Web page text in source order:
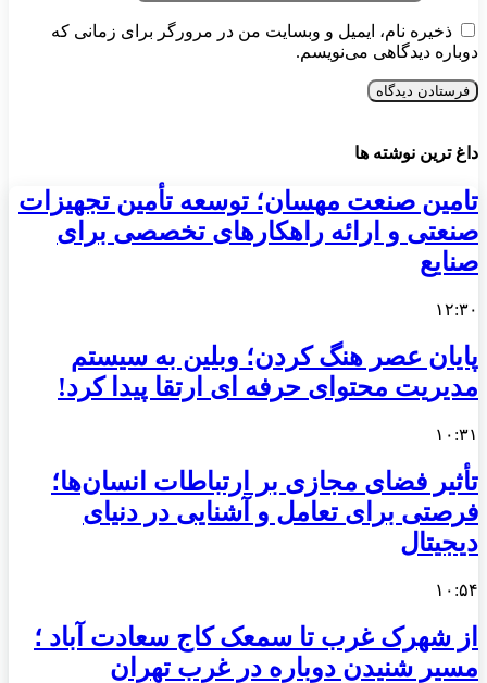
ذخیره نام، ایمیل و وبسایت من در مرورگر برای زمانی که
دوباره دیدگاهی می‌نویسم.
داغ ترین نوشته ها
تامین صنعت مهسان؛ توسعه تأمین تجهیزات
صنعتی و ارائه راهکارهای تخصصی برای
صنایع
۱۲:۳۰
پایان عصر هنگ کردن؛ وبلین به سیستم
مدیریت محتوای حرفه ای ارتقا پیدا کرد!
۱۰:۳۱
تأثیر فضای مجازی بر ارتباطات انسان‌ها؛
فرصتی برای تعامل و آشنایی در دنیای
دیجیتال
۱۰:۵۴
از شهرک غرب تا سمعک کاج سعادت آباد ؛
مسیر شنیدن دوباره در غرب تهران